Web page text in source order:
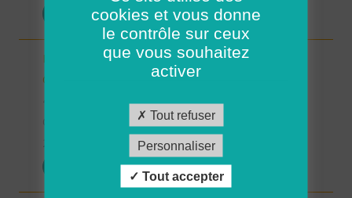
POSTULER
Responsable de secteur sur Noyers sur Cher -
CDD 2 mois Temps Plein (H/F)
41 - Loir-et-Cher
cookies et vous donne
le contrôle sur ceux
que vous souhaitez
activer
Tout refuser
Personnaliser
Tout accepter